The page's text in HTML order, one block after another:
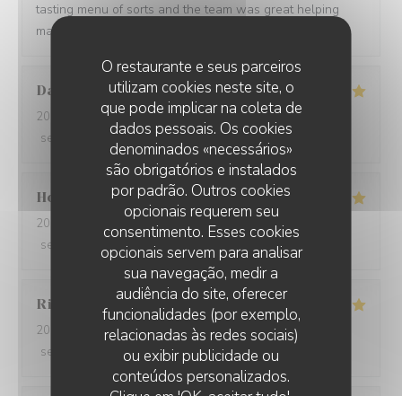
O restaurante e seus parceiros
utilizam cookies neste site, o
que pode implicar na coleta de
dados pessoais. Os cookies
denominados «necessários»
são obrigatórios e instalados
por padrão. Outros cookies
opcionais requerem seu
consentimento. Esses cookies
opcionais servem para analisar
sua navegação, medir a
audiência do site, oferecer
funcionalidades (por exemplo,
relacionadas às redes sociais)
ou exibir publicidade ou
conteúdos personalizados.
tasting menu of sorts and the team was great helping
making a wine paring for each course.
David
2026-05-28- 19:15 - guests 7
service
ambience: 5/5 menu :5/5 quality_price
Ho Fung
2026-05-24
- 19:30 - guests 2
service
ambience /5 quality_price
Riccardo L
2026-05-25
- 21:45 - guests 2
service
ambience:4/5 menu:5/5 quality_price